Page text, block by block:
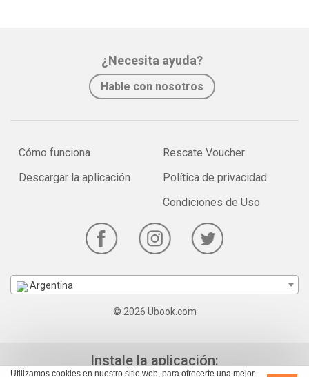
Utilizamos cookies en nuestro sitio web, para ofrecerte una mejor
¿Necesita ayuda?
Hable con nosotros
Cómo funciona
Descargar la aplicación
Rescate Voucher
Política de privacidad
Condiciones de Uso
Argentina
© 2026 Ubook.com
Instale la aplicación: